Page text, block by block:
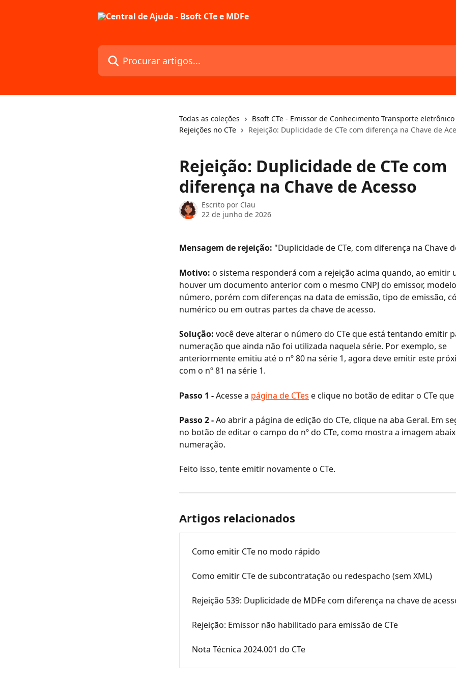
Procurar artigos...
Todas as coleções
Bsoft CTe - Emissor de Conhecimento Transporte eletrônico
Rejeições no CTe
Rejeição: Duplicidade de CTe com diferença na Chave de
Rejeição: Duplicidade de CTe com
diferença na Chave de Acesso
Escrito por Clau
22 de junho de 2026
Mensagem de rejeição: "Duplicidade de CTe, com diferença na Chave
Motivo: o sistema responderá com a rejeição acima quando, ao emitir
houver um documento anterior com o mesmo CNPJ do emissor,
número, porém com diferenças na data de emissão, tipo de emissão,
numérico ou em outras partes da chave de acesso.
Solução: você deve alterar o número do CTe que está tentando emitir
numeração que ainda não foi utilizada naquela série. Por exemplo, se
anteriormente emitiu até o nº 80 na série 1, agora deve emitir este
com o nº 81 na série 1.
Passo 1 - Acesse a página de CTes e clique no botão de editar o CTe
Passo 2 - Ao abrir a página de edição do CTe, clique na aba Geral. Em
no botão de editar o campo do nº do CTe, como mostra a imagem
numeração.
Feito isso, tente emitir novamente o CTe.
Artigos relacionados
Como emitir CTe no modo rápido
Como emitir CTe de subcontratação ou redespacho (sem XML)
Rejeição 539: Duplicidade de MDFe com diferença na chave de
Rejeição: Emissor não habilitado para emissão de CTe
Nota Técnica 2024.001 do CTe